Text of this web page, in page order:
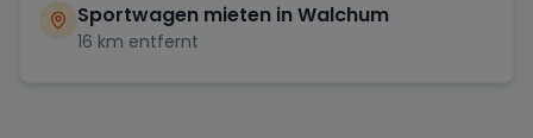
Sportwagen mieten inWalchum
16 km entfernt